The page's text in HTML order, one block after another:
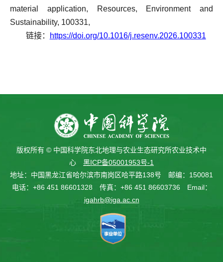
material application, Resources, Environment and
Sustainability, 100331,
链接：
https://doi.org/10.1016/j.resenv.2026.100331
版权所有 © 中国科学院东北地理与农业生态研究所农业技术中
心 黑ICP备05001953号-1
地址：中国黑龙江省哈尔滨市南岗区哈平路138号 邮编：150081
电话：+86 451 86601328 传真：+86 451 86603736 Email：
igahrb@iga.ac.cn